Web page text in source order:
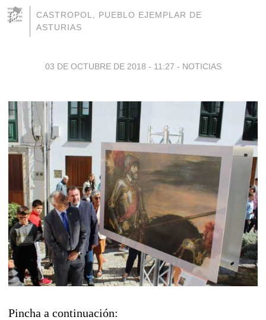
CASTROPOL, PUEBLO EJEMPLAR DE
ASTURIAS
03 DE OCTUBRE DE 2018 - 11:27 - NOTICIAS
Pincha a continuación: